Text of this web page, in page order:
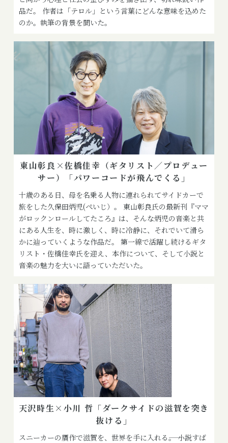
品だ。 作者は「テロル」という言葉にどんな意味を込めた
のか。執筆の背景を聞いた。
東山彰良×佐橋佳幸（ギタリスト／プロデュー
サー）「パワーコードが飛んでくる」
十歳のある日、母を名乗る人物に連れられてサイドカーで
旅をした久保田炳児(ぺいじ）。 東山彰良氏の最新刊『ママ
がロックンロールしてたころ』は、そんな炳児の音楽と共
にある人生を、時に激しく、時に冷静に、それでいて滑ら
かに辿っていくような作品だ。 第一線で活躍し続けるギタ
リスト・佐橋佳幸氏を迎え、本作について、そして小説と
音楽の魅力を大いに語っていただいた。
天沢時生×小川 哲「ダークサイドの滋賀を突き
抜ける」
スニーカーの贋作で滋賀を、世界を手に入れる――。 小説すば